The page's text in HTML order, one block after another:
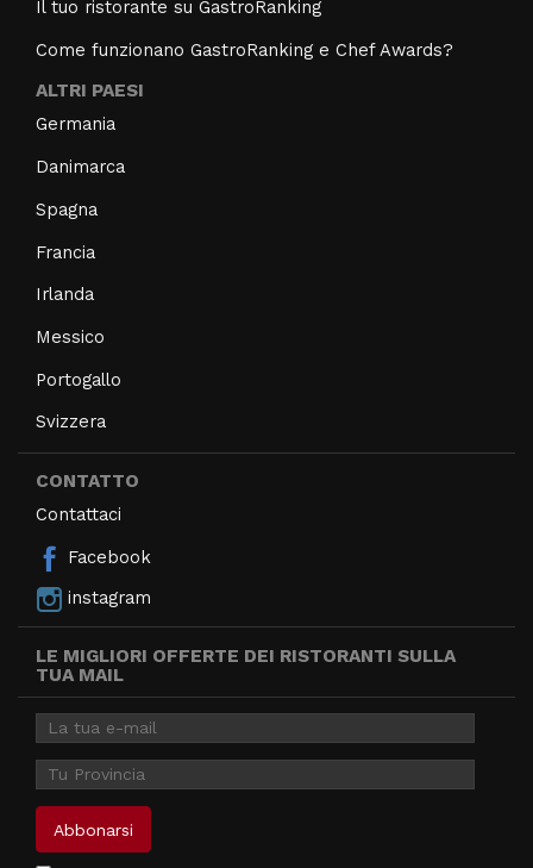
Il tuo ristorante su GastroRanking
Come funzionano GastroRanking e Chef Awards?
ALTRI PAESI
Germania
Danimarca
Spagna
Francia
Irlanda
Messico
Portogallo
Svizzera
CONTATTO
Contattaci
Facebook
instagram
LE MIGLIORI OFFERTE DEI RISTORANTI SULLA
TUA MAIL